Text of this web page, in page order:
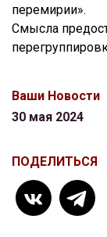
перемирии».
Смысла
Ваши Новости
30 мая 2024
ПОДЕЛИТЬСЯ